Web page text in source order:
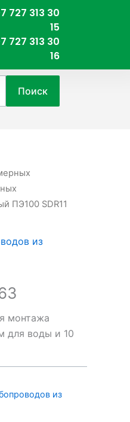
727 313 30
15
727 313 30
16
Поиск
ПЭ100 SDR11
из
монтажа
для воды и 10
из